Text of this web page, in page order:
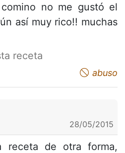
no me gustó el
así muy rico!! muchas
receta
appreciate abuso
28/05/2015
receta de otra forma,